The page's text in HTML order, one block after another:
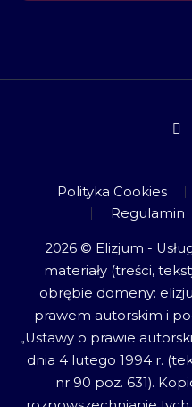
Polityka Cookies
Regulamin
2026 © Elizjum -
materiały (treści,
obrębie domeny:
prawem autorskim i
„Ustawy o prawie
dnia 4 lutego 1994 r.
nr 90 poz. 631).